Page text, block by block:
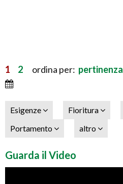
1 2 ordina per: pertinenza
Esigenze Fioritura
Portamento
altro
Guarda il Video